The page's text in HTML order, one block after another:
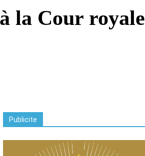
la Cour royale
Publicite